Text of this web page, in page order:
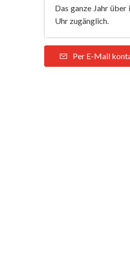
Das ganze Jahr
Uhr zugänglich.
Per E-Mail